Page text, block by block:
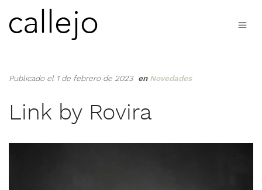
Publicado el 1 de febrero de 2023 en Novedades
Link by Rovira